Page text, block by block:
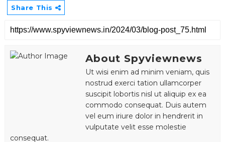
Share This
About Spyviewnews
Ut wisi enim ad minim veniam, quis
nostrud exerci tation ullamcorper
suscipit lobortis nisl ut aliquip ex ea
commodo consequat. Duis autem
vel eum iriure dolor in hendrerit in
vulputate velit esse molestie
consequat.